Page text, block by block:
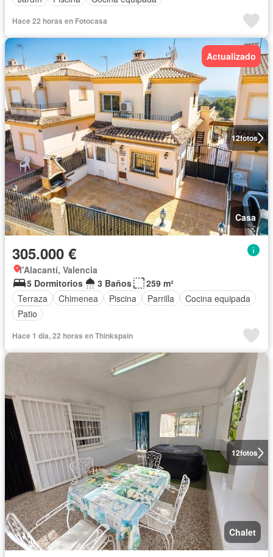
Hace 22 horas en Fotocasa
12fotos
Actualizado
Casa
305.000 €
l'Alacantí, Valencia
5 Dormitorios
3 Baños
259 m²
Terraza
Chimenea Piscina Parrilla
Cocina equipada
Patio
Hace 1 día, 22 horas en Thinkspain
12fotos
Chalet